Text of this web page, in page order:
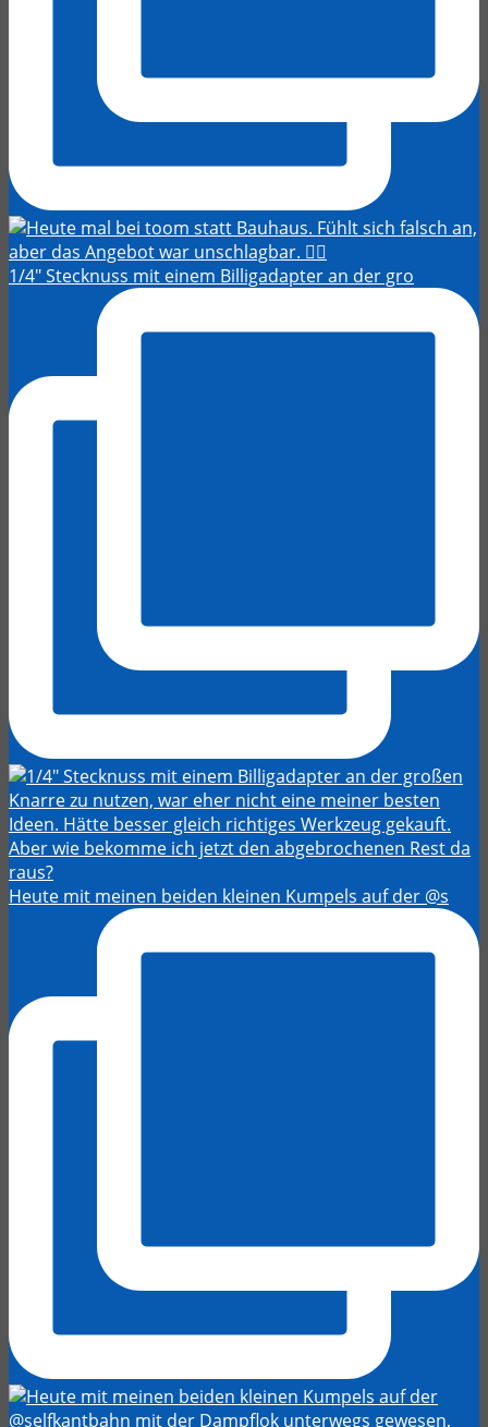
1/4" Stecknuss mit einem Billigadapter an der gro
Heute mit meinen beiden kleinen Kumpels auf der @s